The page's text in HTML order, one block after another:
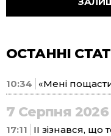
ОСТАННІ
10:34 «Мені
7 Серпня 2026
17:11
ІІ зізнався,